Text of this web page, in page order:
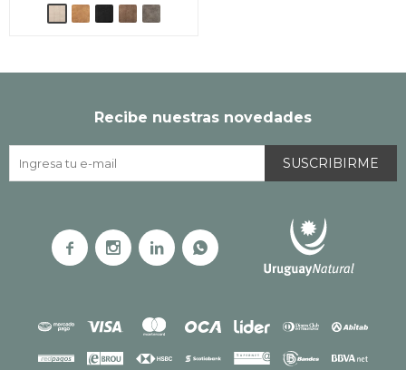
Recibe nuestras novedades
SUSCRIBIRME
   